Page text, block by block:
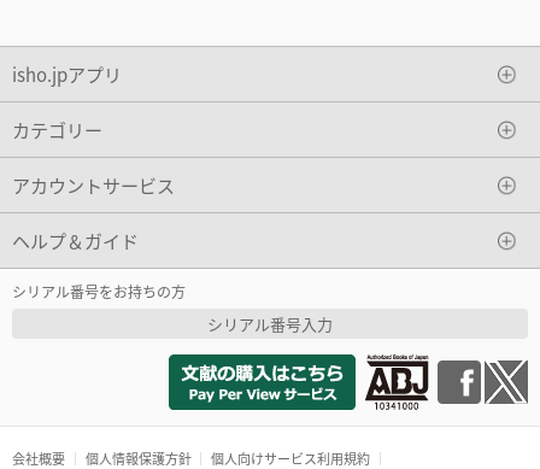
isho.jpアプリ
カテゴリー
アカウントサービス
ヘルプ＆ガイド
シリアル番号をお持ちの方
シリアル番号入力
会社概要 個人情報保護方針 個人向けサービス利用規約